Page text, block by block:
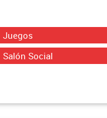
Juegos
Salón Social